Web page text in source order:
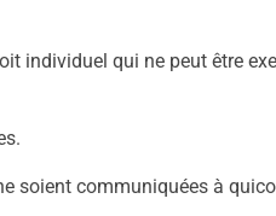
individuel qui ne peut être
soient communiquées à